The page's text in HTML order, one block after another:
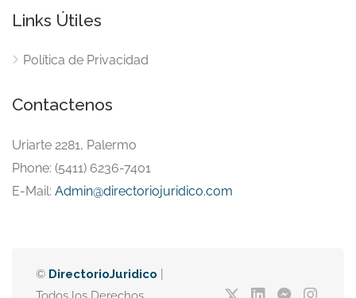
Links Útiles
Política de Privacidad
Contactenos
Uriarte 2281, Palermo
Phone: (5411) 6236-7401
E-Mail: Admin@directoriojuridico.com
© DirectorioJuridico